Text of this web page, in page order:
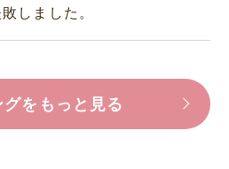
しました。
をもっと見る